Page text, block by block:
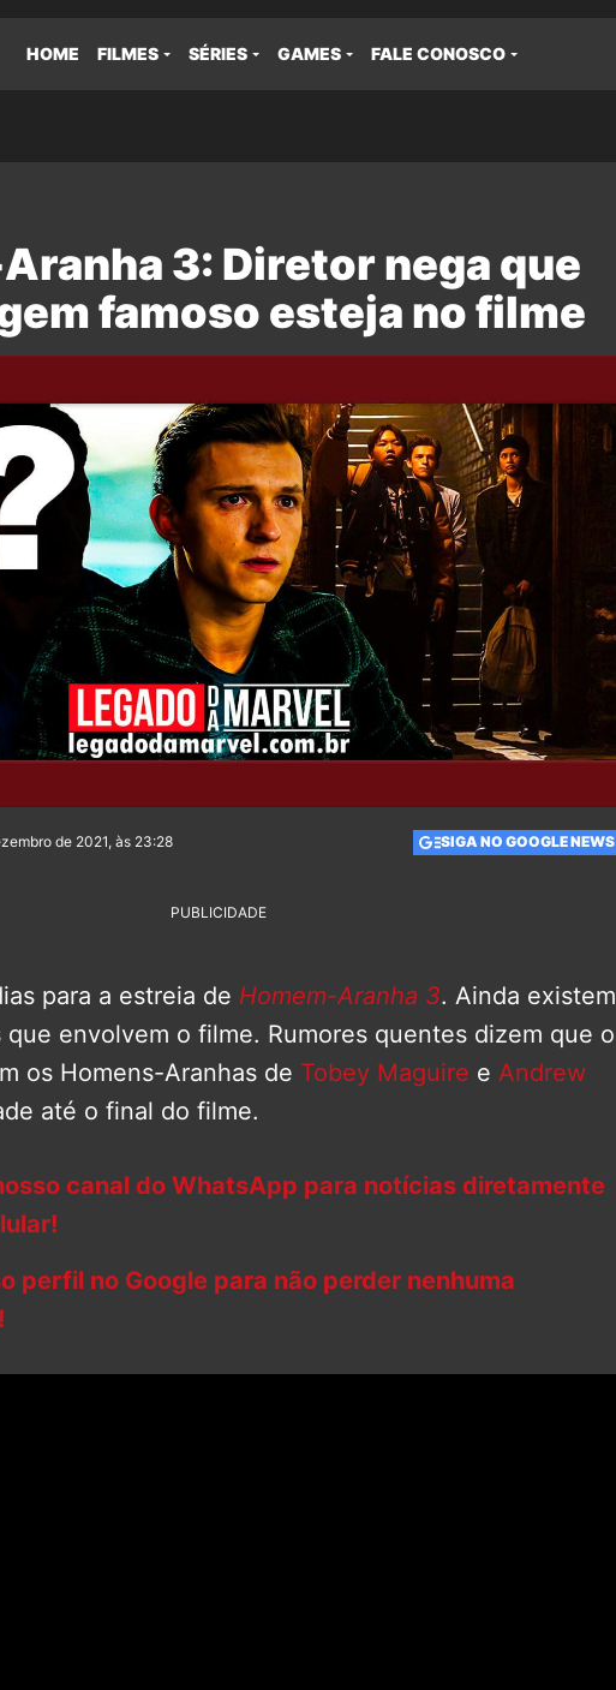
HOME FILMES SÉRIES GAMES FALE CONOSCO
3: Diretor nega que
famoso esteja no filme
de 2021, às 23:28 SIGA NO GOOGLE NEWS
PUBLICIDADE
para a estreia de Homem-Aranha 3. Ainda existem
que envolvem o filme. Rumores quentes dizem que o
os Homens-Aranhas de Tobey Maguire e Andrew
até o final do filme.
canal do WhatsApp para notícias diretamente
perfil no Google para não perder nenhuma